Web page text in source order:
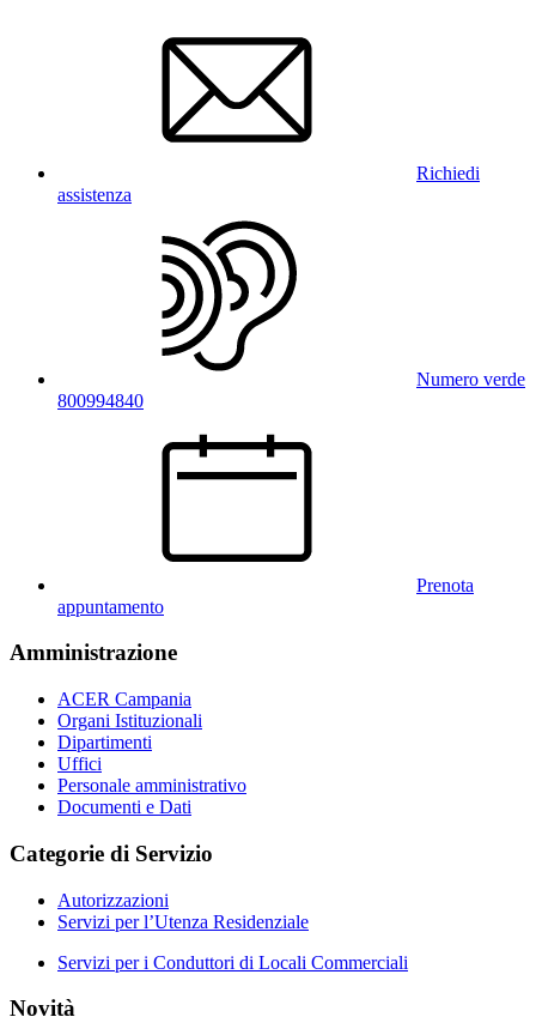
Richiedi
assistenza
Numero verde
800994840
Prenota
appuntamento
Amministrazione
ACER Campania
Organi Istituzionali
Dipartimenti
Uffici
Personale amministrativo
Documenti e Dati
Categorie di Servizio
Autorizzazioni
Servizi per l’Utenza Residenziale
Servizi per i Conduttori di Locali Commerciali
Novità